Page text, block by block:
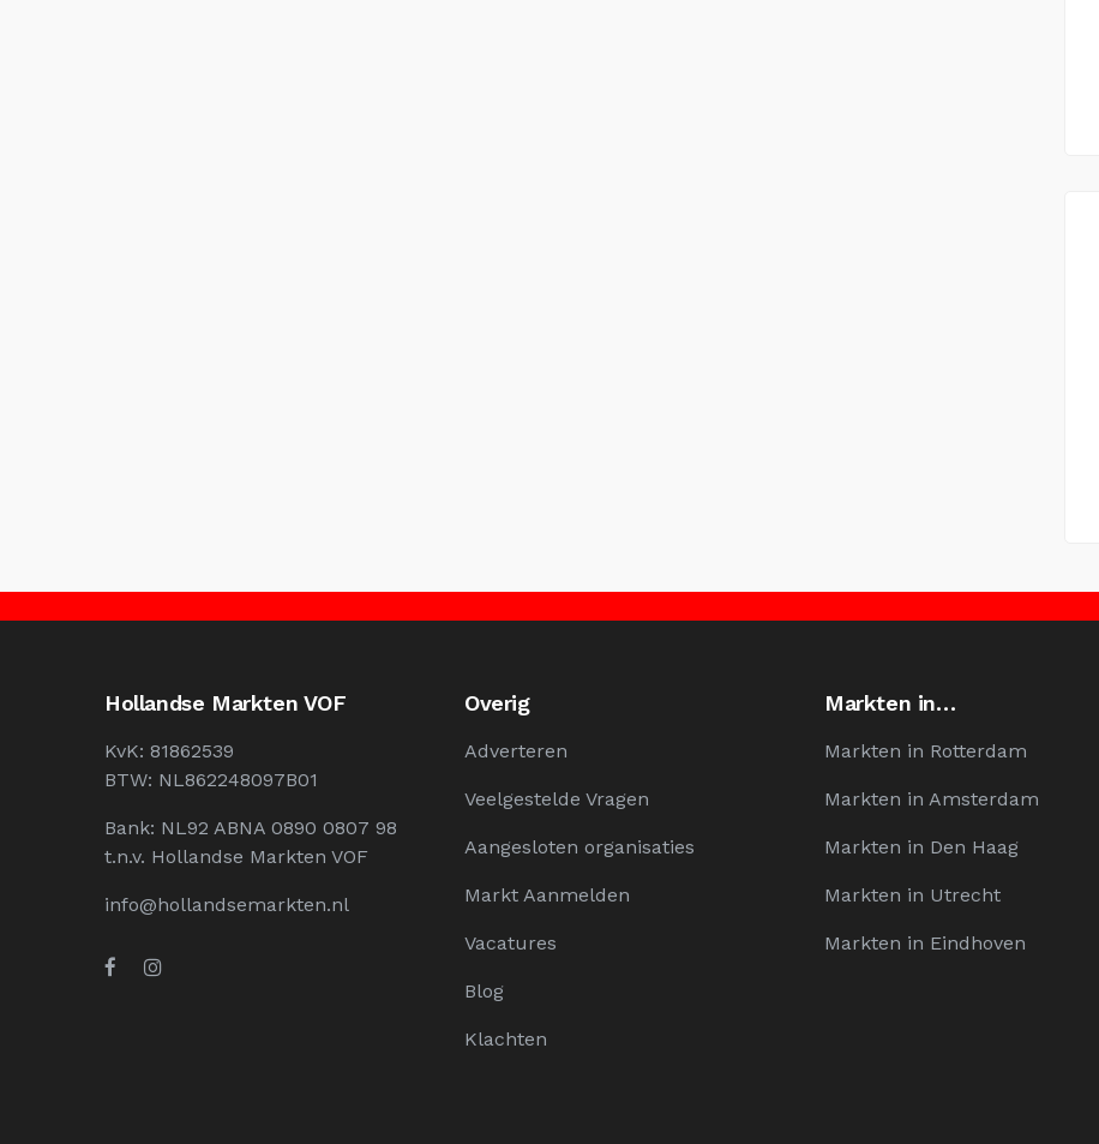
Hollandse Markten VOF
KvK: 81862539
BTW: NL862248097B01
Bank: NL92 ABNA 0890 0807 98
t.n.v. Hollandse Markten VOF
info@hollandsemarkten.nl
Overig
Adverteren
Veelgestelde Vragen
Aangesloten organisaties
Markt Aanmelden
Vacatures
Blog
Klachten
Markten in…
Markten in Rotterdam
Markten in Amsterdam
Markten in Den Haag
Markten in Utrecht
Markten in Eindhoven